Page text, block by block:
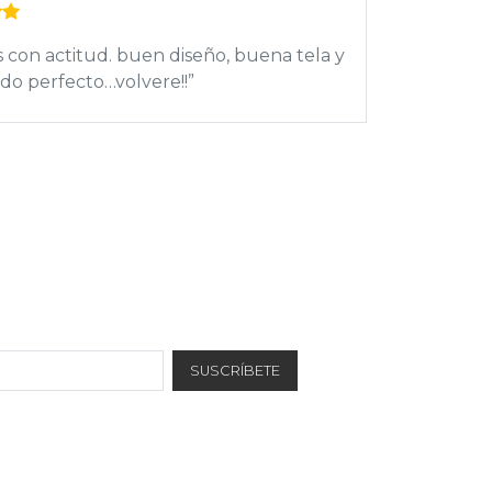
mi pedido de Pink Floyd supero
Pro!!